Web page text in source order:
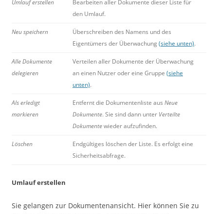
Umlauf erstellen
Bearbeiten aller Dokumente dieser Liste für
den Umlauf.
Neu speichern
Überschreiben des Namens und des
Eigentümers der Überwachung(siehe unten).
Alle Dokumente
delegieren
Verteilen aller Dokumente der Überwachung
an einen Nutzer oder eine Gruppe (siehe
unten).
Als erledigt
markieren
Entfernt die Dokumentenliste aus Neue
Dokumente. Sie sind dann unter Verteilte
Dokumentewieder aufzufinden.
Löschen
Endgültiges löschen der Liste. Es erfolgt eine
Sicherheitsabfrage.
Umlauf erstellen
Sie gelangen zur Dokumentenansicht. Hier können Sie zu